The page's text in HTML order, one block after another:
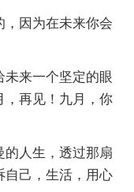
，因为在未来你会
未来一个坚定的眼
，再见！九月，你
的人生，透过那扇
自己，生活，用心